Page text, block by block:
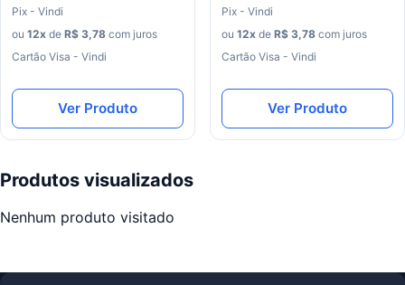
Pix - Vindi
ou 12x de R$ 3,78 com juros
Cartão Visa - Vindi
Ver Produto
Pix - Vindi
ou 12x de R$ 3,78 com juros
Cartão Visa - Vindi
Ver Produto
Produtos visualizados
Nenhum produto visitado